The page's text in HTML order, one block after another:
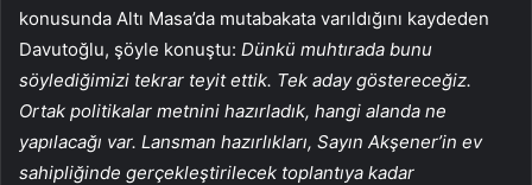
konusunda Altı Masa’da mutabakata varıldığını kaydeden
Davutoğlu, şöyle konuştu: Dünkü muhtırada bunu
söylediğimizi tekrar teyit ettik. Tek aday göstereceğiz.
Ortak politikalar metnini hazırladık, hangi alanda ne
yapılacağı var. Lansman hazırlıkları, Sayın Akşener’in ev
sahipliğinde gerçekleştirilecek toplantıya kadar